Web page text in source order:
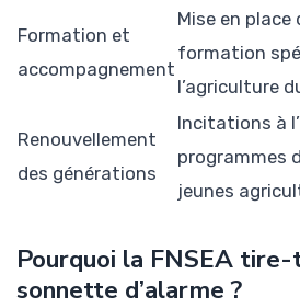
Formation et
accompagnement
Mise en place
formation
l’agriculture
Renouvellement
des générations
Incitations à
programmes
jeunes
Pourquoi la FNSEA
sonnette d’alarme ?